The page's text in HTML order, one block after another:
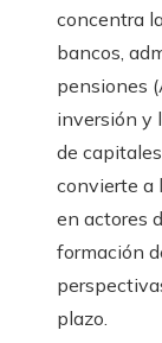
concentra
bancos,
pensiones
inversión y
de
convierte a
en actores
formación
plazo.